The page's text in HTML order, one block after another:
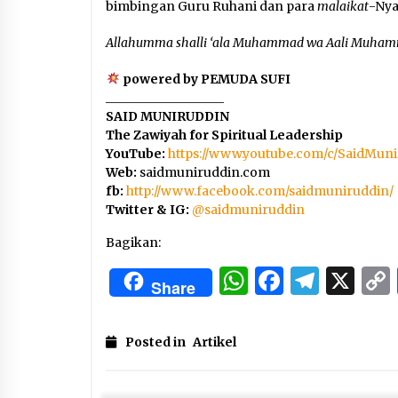
bimbingan Guru Ruhani dan para malaikat-
Allahumma shalli ‘ala Muhammad wa Aali
powered by PEMUDA SUFI
SAID MUNIRUDDIN
The Zawiyah for Spiritual Leadership
YouTube: https://www.youtube.com/c/
Web: saidmuniruddin.com
fb: http://www.facebook.com/saidmuniruddin/
Twitter & IG: @saidmuniruddin
Bagikan:
Share WhatsApp
X
Posted in Artikel